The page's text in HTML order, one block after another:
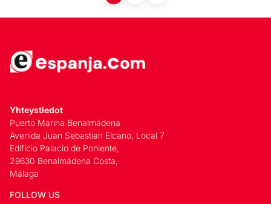
Yhteystiedot
Puerto Marina Benalmádena
Avenida Juan Sebastian Elcano, Local 7
Edificio Palacio de Poniente,
29630 Benalmádena Costa,
Málaga
FOLLOW US